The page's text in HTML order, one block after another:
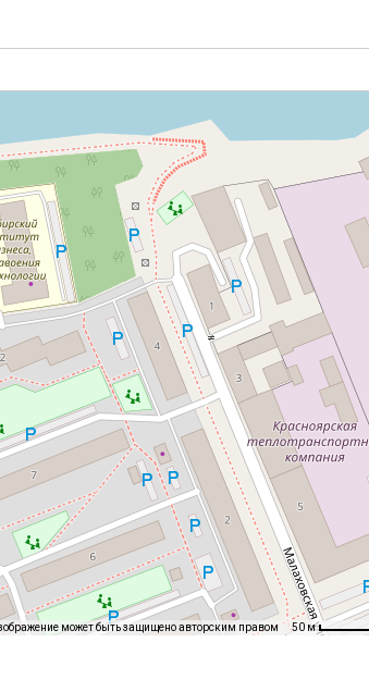
может быть защищено авторским правом 50 м